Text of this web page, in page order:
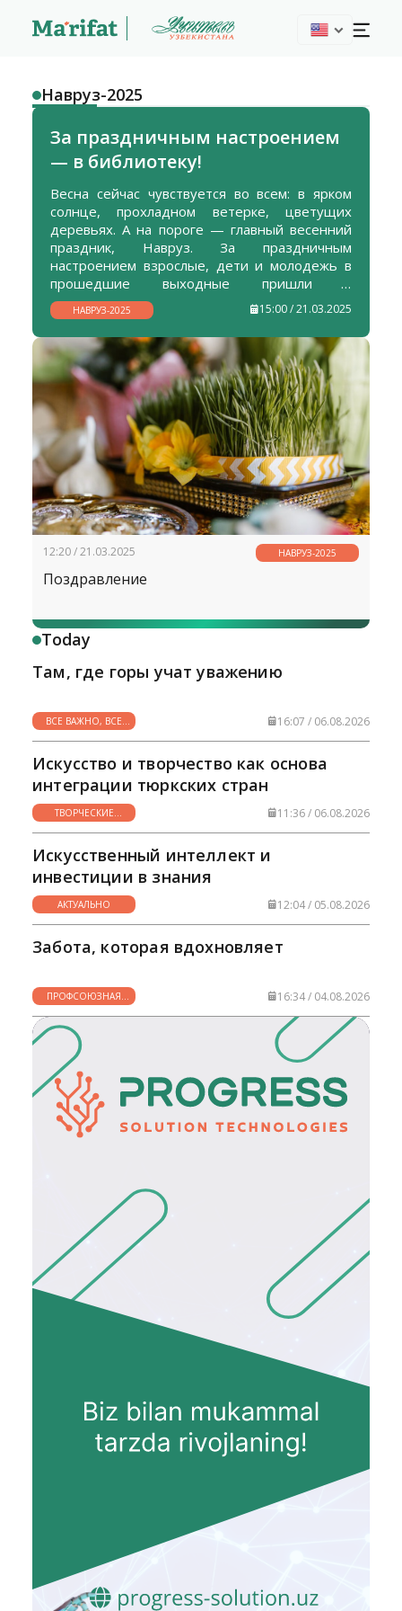
Навруз-2025
За праздничным настроением
— в библиотеку!
Весна сейчас чувствуется во всем: в ярком
солнце, прохладном ветерке, цветущих
деревьях. А на пороге — главный весенний
праздник, Навруз. За праздничным
настроением взрослые, дети и молодежь в
прошедшие выходные пришли в
Республиканскую детскую библиотеку. И не
прогадали.
НАВРУЗ-2025 15:00 / 21.03.2025
12:20 / 21.03.2025 НАВРУЗ-2025
Поздравление
Today
Там, где горы учат уважению
ВСЕ ВАЖНО, ВСЕ
НУЖНО
16:07 / 06.08.2026
Искусство и творчество как основа
интеграции тюркских стран
ТВОРЧЕСКИЕ
ГОРИЗОНТЫ
11:36 / 06.08.2026
Искусственный интеллект и
инвестиции в знания
АКТУАЛЬНО 12:04 / 05.08.2026
Забота, которая вдохновляет
ПРОФСОЮЗНАЯ
ЖИЗНЬ
16:34 / 04.08.2026